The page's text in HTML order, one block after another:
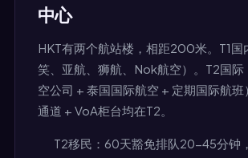
中心
HKT有两个航站楼，相距200米。T1国
笑、亚航、狮航、Nok航空）。T2国际
空公司 + 泰国国际航空 + 定期国际航
通道 + VoA柜台均在T2。
T2移民：60天豁免排队20-45分钟